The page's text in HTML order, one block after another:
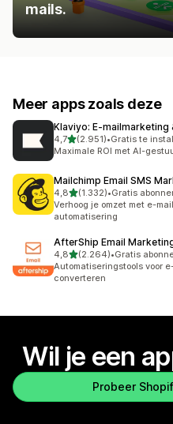
mails.
Meer apps zoals deze
Klaviyo: E‑mailmarketing
4,7van 5 sterren
(2.951)
2951 recensies in totaal
•Gratis te
Maximale ROI met AI-
Mailchimp Email SMS
4,8van 5 sterren
(1.332)
1332 recensies in totaal
•Gratis
Verhoog je omzet met e-
automatisering
AfterShip Email
4,8van 5 sterren
(2.264)
2264 recensies in totaal
•Gratis
Automatiseringstools voor
converteren
Wil je een
Probeer